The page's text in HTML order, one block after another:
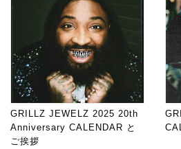
GRILLZ JEWELZ 2025 20th
Anniversary CALENDAR と
ご挨拶